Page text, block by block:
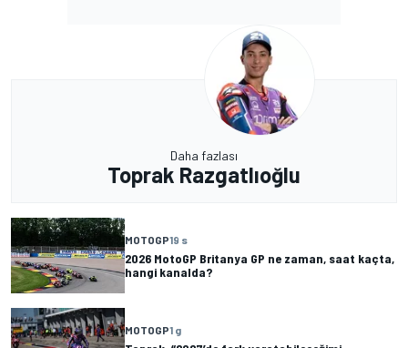
Daha fazlası
Toprak Razgatlıoğlu
MOTOGP19 s
2026 MotoGP Britanya GP ne zaman, saat kaçta,
hangi kanalda?
MOTOGP1 g